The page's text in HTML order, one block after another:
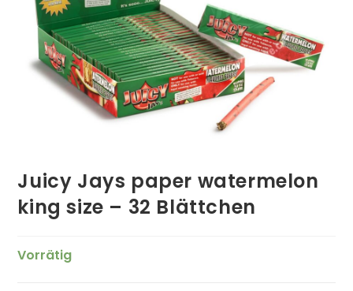
Juicy Jays paper watermelon
king size – 32 Blättchen
Vorrätig